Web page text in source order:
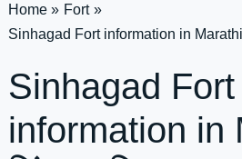
Home
Fort
Sinhagad Fort information in Marathi
Sinhagad Fort
information in